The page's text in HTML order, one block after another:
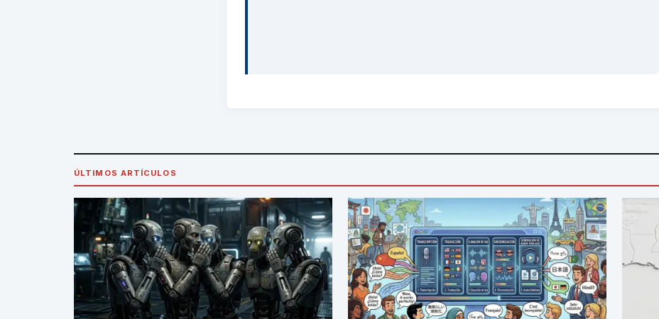
ÚLTIMOS ARTÍCULOS